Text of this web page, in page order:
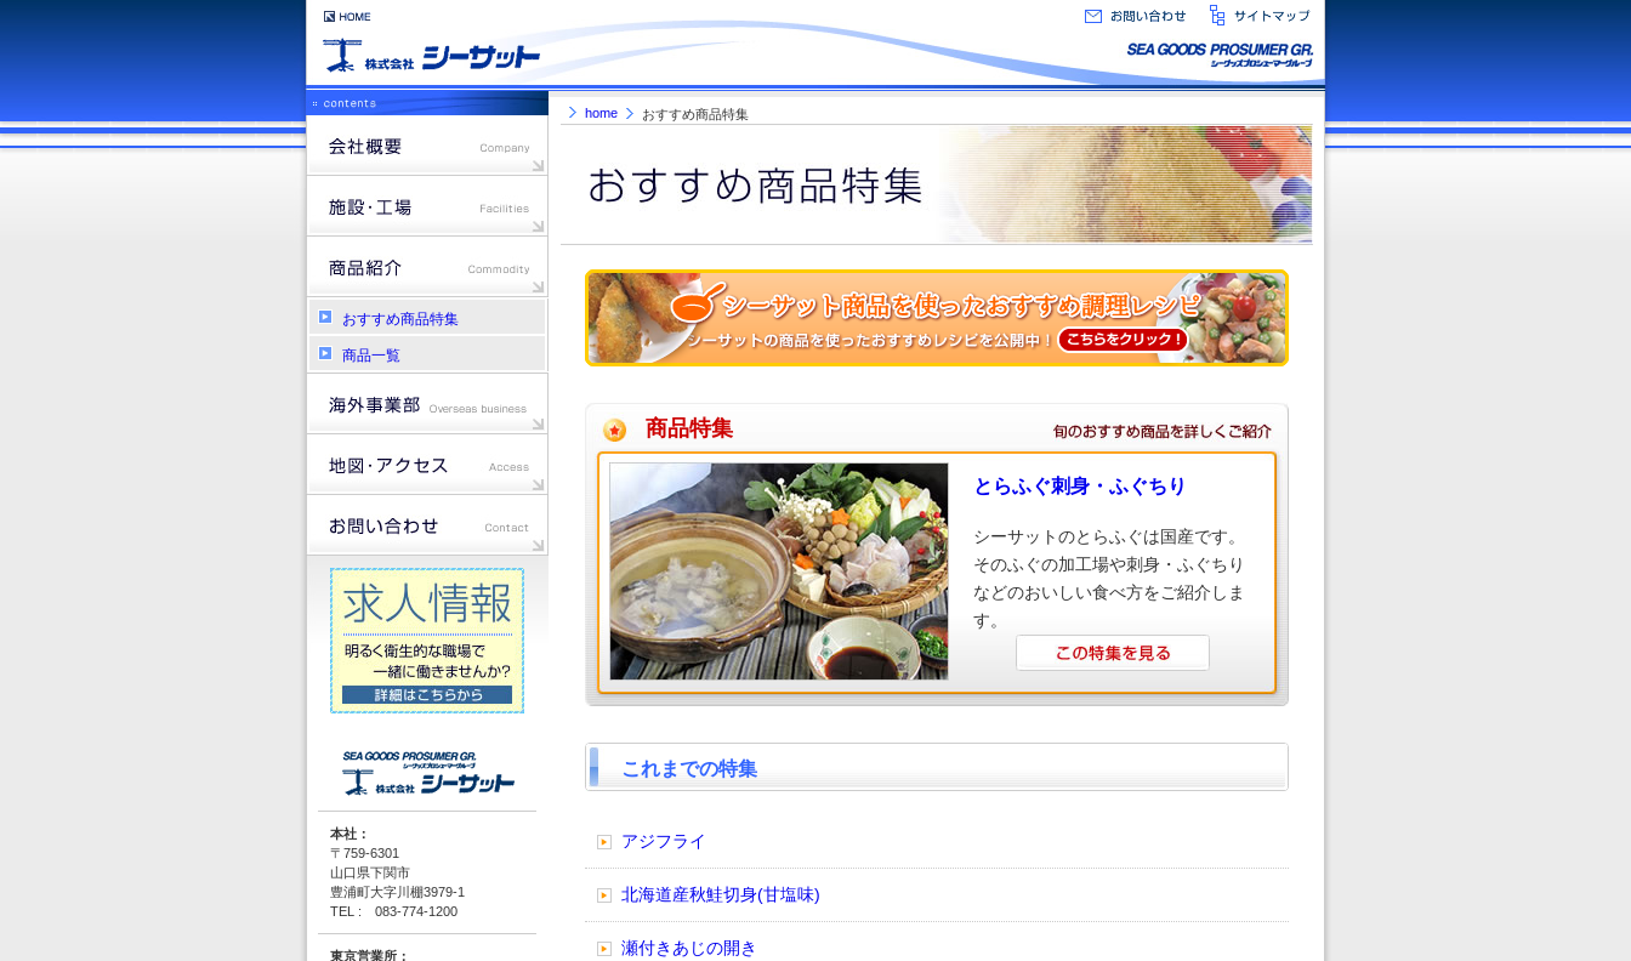
おすすめ商品特集
商品一覧
本社：
〒759-6301
山口県下関市
豊浦町大字川棚3979-1
TEL : 083-774-1200
東京営業所：
home おすすめ商品特集
商品特集
とらふぐ刺身・ふぐちり
シーサットのとらふぐは国産です。
そのふぐの加工場や刺身・ふぐちり
などのおいしい食べ方をご紹介しま
す。
これまでの特集
アジフライ
北海道産秋鮭切身(甘塩味)
瀬付きあじの開き